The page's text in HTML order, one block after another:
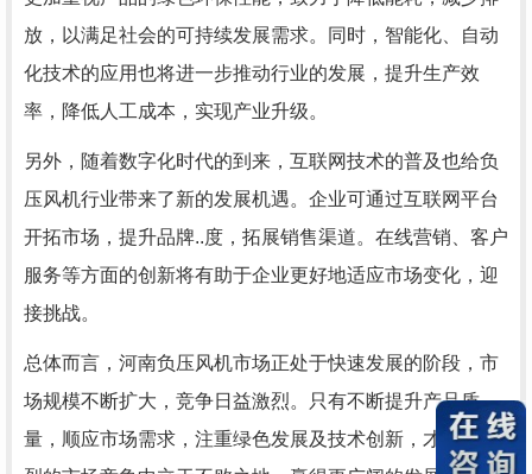
放，以满足社会的可持续发展需求。同时，智能化、自动
化技术的应用也将进一步推动行业的发展，提升生产效
率，降低人工成本，实现产业升级。
另外，随着数字化时代的到来，互联网技术的普及也给负
压风机行业带来了新的发展机遇。企业可通过互联网平台
开拓市场，提升品牌..度，拓展销售渠道。在线营销、客户
服务等方面的创新将有助于企业更好地适应市场变化，迎
接挑战。
总体而言，河南负压风机市场正处于快速发展的阶段，市
场规模不断扩大，竞争日益激烈。只有不断提升产品质
量，顺应市场需求，注重绿色发展及技术创新，才能在激